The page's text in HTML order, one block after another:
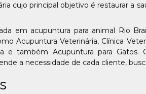
cujo principal objetivo é restaurar a
em acupuntura para animal Rio
Acupuntura Veterinária, Clínica
e também Acupuntura para Gatos.
a necessidade de cada cliente,